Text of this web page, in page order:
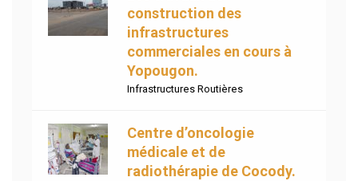
construction des
infrastructures
commerciales en cours à
Yopougon.
Infrastructures Routières
Centre d’oncologie
médicale et de
radiothérapie de Cocody.